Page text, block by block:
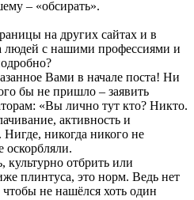
– «обсирать».
на других сайтах и в
людей с нашими профессиями и
Вами в начале поста! Ни
бы не пришло – заявить
«Вы лично тут кто? Никто.
активность и
никогда никого не
оскорбляли.
культурно отбрить или
плинтуса, это норм. Ведь нет
не нашёлся хоть один